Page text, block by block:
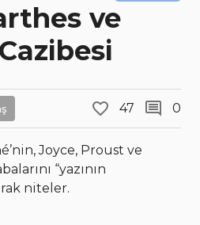
ve
47 0
Joyce, Proust ve
“yazının
niteler.